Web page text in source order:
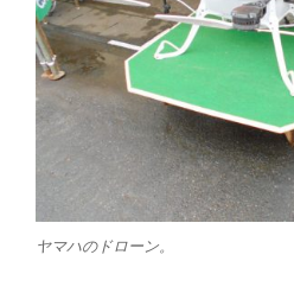
ヤマハのドローン。